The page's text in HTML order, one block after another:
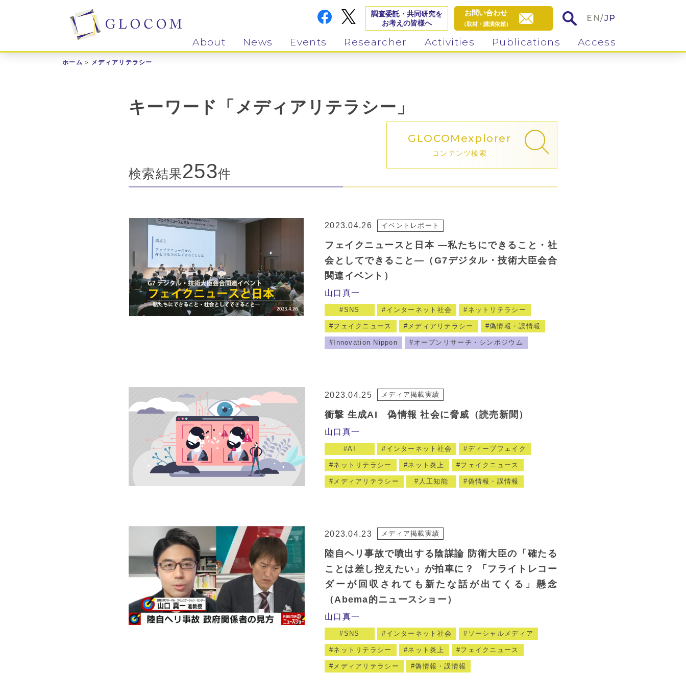
調査委託・共同研究を
お考えの皆様へ
お問い合わせ
（取材・講演依頼）
EN/JP
About News Events Researcher Activities Publications Access
ホーム メディアリテラシー
キーワード「メディアリテラシー」
GLOCOM explorer
コンテンツ検索
検索結果253件
2023.04.26 イベントレポート
フェイクニュースと日本 ―私たちにできること・社
会としてできること―（G7デジタル・技術大臣会合
関連イベント）
山口真一
SNS インターネット社会 ネットリテラシー
フェイクニュース メディアリテラシー 偽情報・誤情報
Innovation Nippon オープンリサーチ・シンポジウム
2023.04.25 メディア掲載実績
衝撃 生成AI 偽情報 社会に脅威（読売新聞）
山口真一
AI インターネット社会 ディープフェイク
ネットリテラシー ネット炎上 フェイクニュース
メディアリテラシー 人工知能 偽情報・誤情報
2023.04.23 メディア掲載実績
陸自ヘリ事故で噴出する陰謀論 防衛大臣の「確たる
ことは差し控えたい」が拍車に？ 「フライトレコー
ダーが回収されても新たな話が出てくる」懸念
（Abema的ニュースショー）
山口真一
SNS インターネット社会 ソーシャルメディア
ネットリテラシー ネット炎上 フェイクニュース
メディアリテラシー 偽情報・誤情報